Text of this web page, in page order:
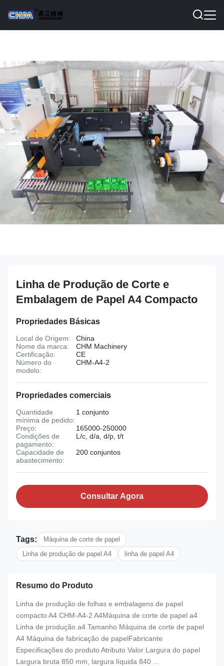
Linha de Produção de Corte e
Embalagem de Papel A4 Compacto
Propriedades Básicas
Local de Origem:
China
Nome da marca:
CHM Machinery
Certificação:
CE
Número do
modelo:
CHM-A4-2
Propriedades comerciais
Quantidade
mínima de pedido:
1 conjunto
Preço:
165000-250000
Condições de
pagamento:
L/c, d/a, d/p, t/t
Capacidade de
abastecimento:
200 conjuntos
Consultar Agora
Tags:
Máquina de corte de papel
Linha de produção de papel A4
linha de papel A4
Resumo do Produto
Linha de produção de folhas e embalagens de papel
compacto A4 CHM-A4-2 A4Máquina de corte de papel a4
Linha de produção a4 Tamanho Máquina de corte de papel
A4 Máquina de fabricação de papelFabricante
Especificações do produto Atributo Valor Largura do papel
Largura bruta 850 mm, largura líquida 840 ...